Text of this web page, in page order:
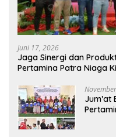
Juni 17, 2026
Jaga Sinergi dan
Pertamina Patra Niaga
Jum’at